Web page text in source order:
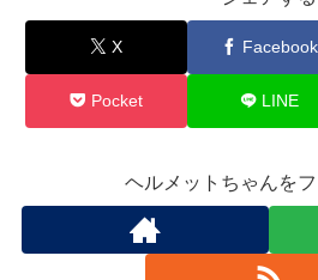
X Facebook
Pocket LINE
ヘルメットちゃんを